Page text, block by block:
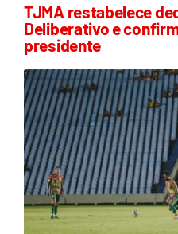
TJMA restabelece
Deliberativo e
presidente